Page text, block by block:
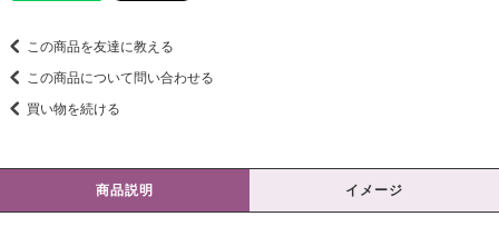
この商品を友達に教える
この商品について問い合わせる
買い物を続ける
商品説明 イメージ